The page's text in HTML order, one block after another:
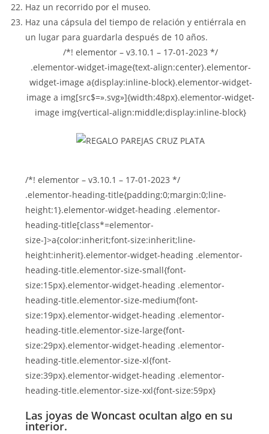
Haz un recorrido por el museo.
Haz una cápsula del tiempo de relación y entiérrala en
un lugar para guardarla después de 10 años.
/*! elementor – v3.10.1 – 17-01-2023 */
.elementor-widget-image{text-align:center}.elementor-
widget-image a{display:inline-block}.elementor-widget-
image a img[src$=».svg»]{width:48px}.elementor-widget-
image img{vertical-align:middle;display:inline-block}
/*! elementor – v3.10.1 – 17-01-2023 */
.elementor-heading-title{padding:0;margin:0;line-
height:1}.elementor-widget-heading .elementor-
heading-title[class*=elementor-
size-]>a{color:inherit;font-size:inherit;line-
height:inherit}.elementor-widget-heading .elementor-
heading-title.elementor-size-small{font-
size:15px}.elementor-widget-heading .elementor-
heading-title.elementor-size-medium{font-
size:19px}.elementor-widget-heading .elementor-
heading-title.elementor-size-large{font-
size:29px}.elementor-widget-heading .elementor-
heading-title.elementor-size-xl{font-
size:39px}.elementor-widget-heading .elementor-
heading-title.elementor-size-xxl{font-size:59px}
Las joyas de Woncast ocultan algo en su
interior.